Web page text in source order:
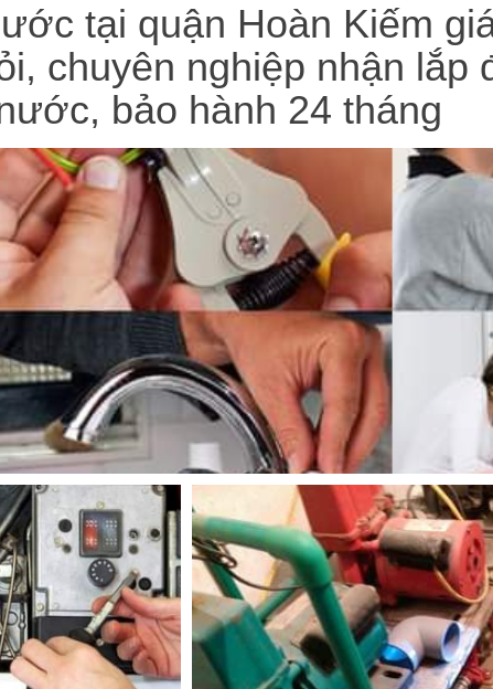
tại quận Hoàn Kiếm
chuyên nghiệp nhận lắp
bảo hành 24 tháng